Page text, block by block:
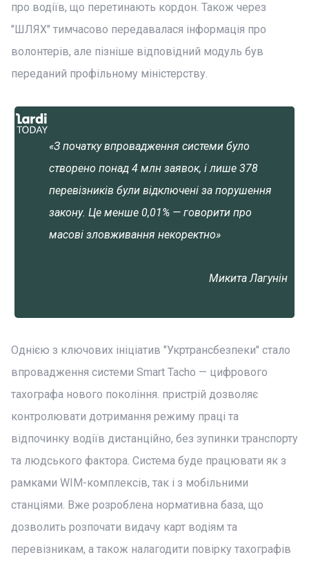
про водіїв, що перетинають кордон. Також через
"ШЛЯХ" тимчасово передавалася інформація про
волонтерів, але пізніше відповідний модуль був
переданий профільному міністерству.
«З початку впровадження системи було
створено понад 4 млн заявок, і лише 378
перевізників були відключені за порушення
закону. Це менше 0,01% — говорити про
масові зловживання некоректно»
Микита Лагунін
Однією з ключових ініціатив "Укртрансбезпеки" стало
впровадження системи Smart Tacho — цифрового
тахографа нового покоління. пристрій дозволяє
контролювати дотримання режиму праці та
відпочинку водіїв дистанційно, без зупинки транспорту
та людського фактора. Система буде працювати як з
рамками WIM-комплексів, так і з мобільними
станціями. Вже розроблена нормативна база, що
дозволить розпочати видачу карт водіям та
перевізникам, а також налагодити повірку тахографів